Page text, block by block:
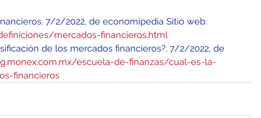
7/2/2022, de economipedia Sitio web:
mercados-financieros.html
de los mercados financieros?. 7/2/2022, de
escuela-de-finanzas/cual-es-la-
financieros